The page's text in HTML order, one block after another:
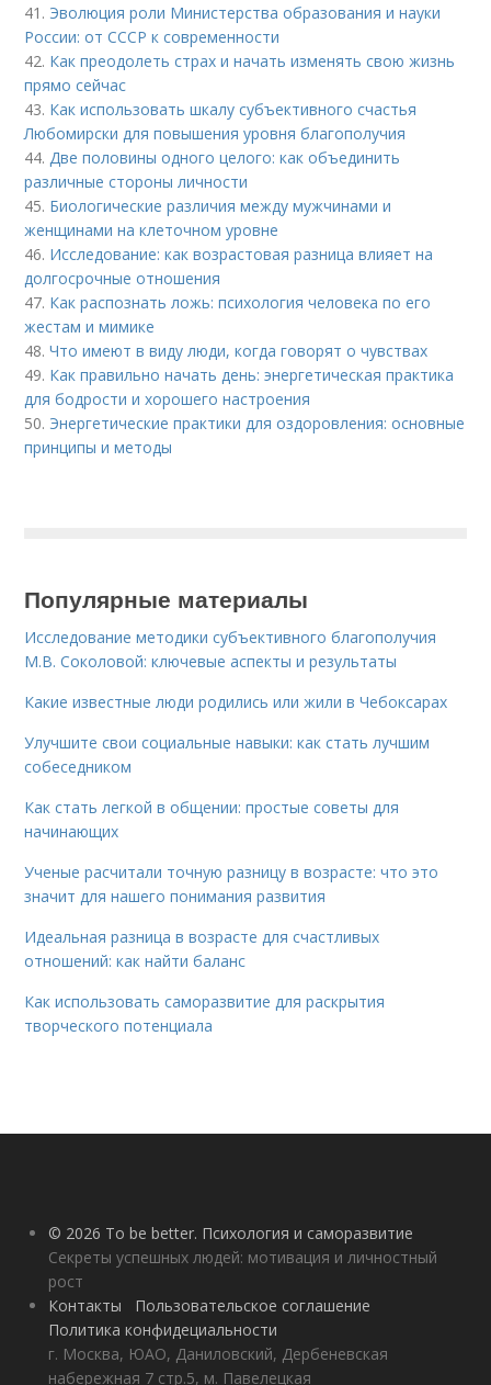
41. Эволюция роли Министерства образования и науки
России: от СССР к современности
42. Как преодолеть страх и начать изменять свою жизнь
прямо сейчас
43. Как использовать шкалу субъективного счастья
Любомирски для повышения уровня благополучия
44.Две половины одного целого: как объединить
различные стороны личности
45. Биологические различия между мужчинами и
женщинами на клеточном уровне
46. Исследование: как возрастовая разница влияет на
долгосрочные отношения
47. Как распознать ложь: психология человека по его
жестам и мимике
48.Что имеют в виду люди, когда говорят о чувствах
49. Как правильно начать день: энергетическая практика
для бодрости и хорошего настроения
50. Энергетические практики для оздоровления: основные
принципы и методы
Популярные материалы
Исследование методики субъективного благополучия
М.В. Соколовой: ключевые аспекты и результаты
Какие известные люди родились или жили в Чебоксарах
Улучшите свои социальные навыки: как стать лучшим
собеседником
Как стать легкой в общении: простые советы для
начинающих
Ученые расчитали точную разницу в возрасте: что это
значит для нашего понимания развития
Идеальная разница в возрасте для счастливых
отношений: как найти баланс
Как использовать саморазвитие для раскрытия
творческого потенциала
© 2026 To be better. Психология и саморазвитие
Секреты успешных людей: мотивация и личностный
рост
Контакты
Пользовательское соглашение
Политика конфидециальности
г. Москва, ЮАО, Даниловский, Дербеневская
набережная 7 стр.5, м. Павелецкая